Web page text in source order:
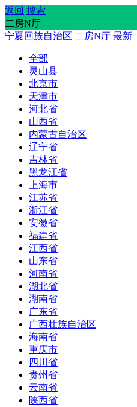
返回 搜索
二房N厅
宁夏回族自治区 二房N厅 最新
全部
灵山县
北京市
天津市
河北省
山西省
内蒙古自治区
辽宁省
吉林省
黑龙江省
上海市
江苏省
浙江省
安徽省
福建省
江西省
山东省
河南省
湖北省
湖南省
广东省
广西壮族自治区
海南省
重庆市
四川省
贵州省
云南省
陕西省